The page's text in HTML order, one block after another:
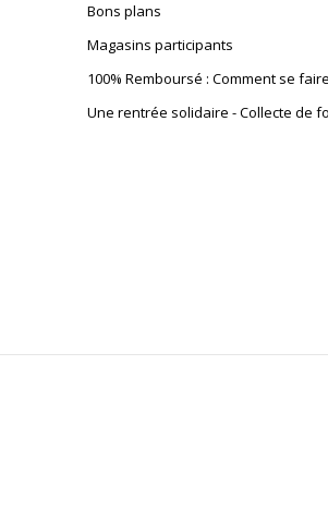
Bons plans
Magasins participants
100% Remboursé : Comment se
Une rentrée solidaire - Collecte de